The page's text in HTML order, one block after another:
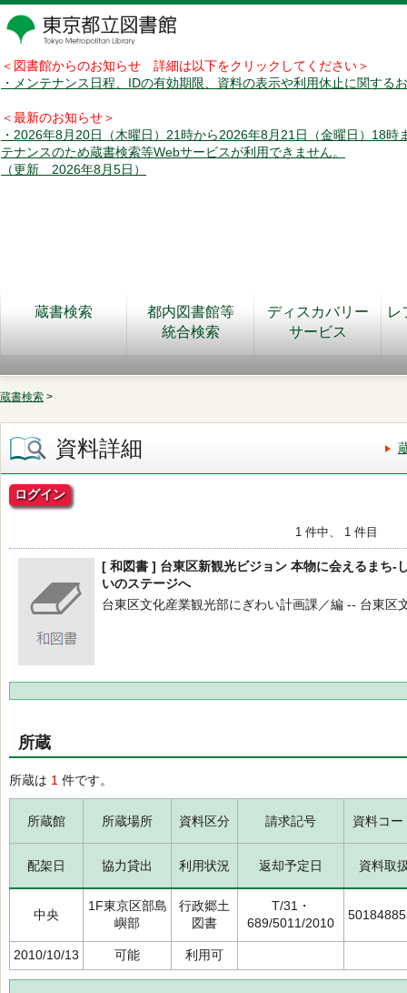
＜図書館からのお知らせ 詳細は以下をクリックしてください＞
・メンテナンス日程、IDの有効期限、資料の表示や利用休止に関する
＜最新のお知らせ＞
・2026年8月20日（木曜日）21時から2026年8月21日（金曜日）18時
テナンスのため蔵書検索等Webサービスが利用できません。
（更新 2026年8月5日）
蔵書検索
都内図書館等
統合検索
ディスカバリー
サービス
レ
蔵書検索 >
資料詳細
ログイン
1 件中、 1 件目
[ 和図書 ] 台東区新観光ビジョン 本物に会えるまち-
いのステージへ
台東区文化産業観光部にぎわい計画課／編 -- 台東
所蔵
所蔵は 1 件です。
所蔵館 所蔵場所 資料区分 請求記号 資料コー
配架日 協力貸出 利用状況 返却予定日 資料取
中央
1F東京区部島
嶼部
行政郷土
図書
T/31・
689/5011/2010
2010/10/13 可能 利用可